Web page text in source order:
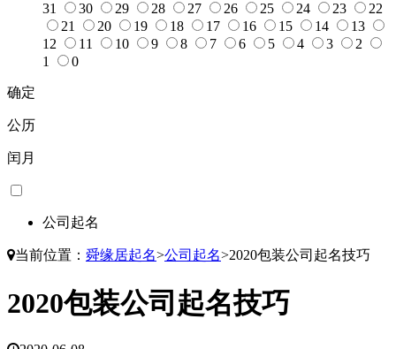
31
30 29 28 27 26 25 24 23
22
21
20 19 18 17 16 15 14
13
12
11 10 9 8 7 6 5 4 3
2
1
0
确定
公历
闰月
公司起名
当前位置： 舜缘居起名>公司起名>2020包装公司起名技巧
2020包装公司起名技巧